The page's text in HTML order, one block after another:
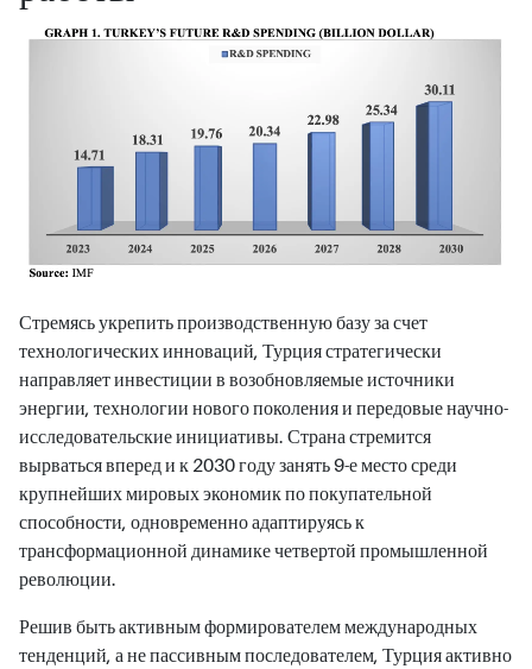
Стремясь укрепить производственную базу за счет
технологических инноваций, Турция стратегически
направляет инвестиции в возобновляемые источники
энергии, технологии нового поколения и передовые научно-
исследовательские инициативы. Страна стремится
вырваться вперед и к 2030 году занять 9-е место среди
крупнейших мировых экономик по покупательной
способности, одновременно адаптируясь к
трансформационной динамике четвертой промышленной
революции.
Решив быть активным формирователем международных
тенденций, а не пассивным последователем, Турция активно